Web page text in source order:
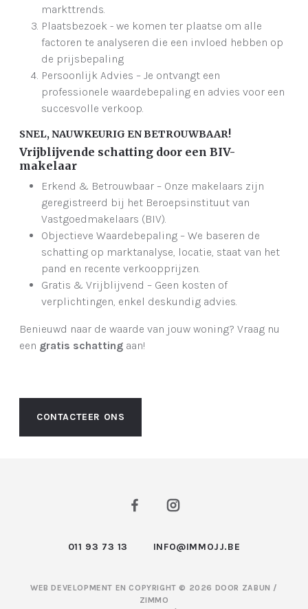
markttrends.
Plaatsbezoek - we komen ter plaatse om alle
factoren te analyseren die een invloed hebben op
de prijsbepaling
Persoonlijk Advies – Je ontvangt een
professionele waardebepaling en advies voor een
succesvolle verkoop.
SNEL, NAUWKEURIG EN BETROUWBAAR!
Vrijblijvende schatting door een BIV-
makelaar
Erkend & Betrouwbaar – Onze makelaars zijn
geregistreerd bij het Beroepsinstituut van
Vastgoedmakelaars (BIV).
Objectieve Waardebepaling – We baseren de
schatting op marktanalyse, locatie, staat van het
pand en recente verkoopprijzen.
Gratis & Vrijblijvend – Geen kosten of
verplichtingen, enkel deskundig advies.
Benieuwd naar de waarde van jouw woning? Vraag nu
een gratis schatting aan!
CONTACTEER ONS
011 93 73 13 INFO@IMMOJJ.BE
WEB DEVELOPMENT EN COPYRIGHT © 2026 DOOR ZABUN /
ZIMMO